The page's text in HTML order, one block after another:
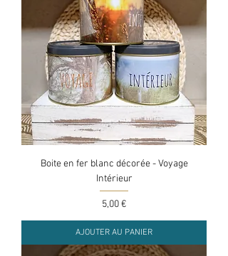
Boite en fer blanc décorée - Voyage
Intérieur
Prix
5,00 €
AJOUTER AU PANIER